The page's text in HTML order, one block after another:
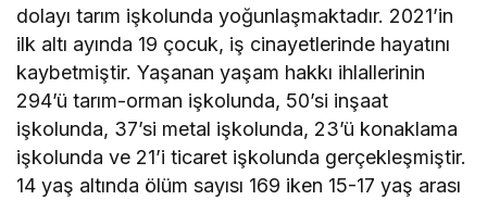
dolayı tarım işkolunda yoğunlaşmaktadır. 2021’in
ilk altı ayında 19 çocuk, iş cinayetlerinde hayatını
kaybetmiştir. Yaşanan yaşam hakkı ihlallerinin
294’ü tarım-orman işkolunda, 50’si inşaat
işkolunda, 37’si metal işkolunda, 23’ü konaklama
işkolunda ve 21’i ticaret işkolunda gerçekleşmiştir.
14 yaş altında ölüm sayısı 169 iken 15-17 yaş arası